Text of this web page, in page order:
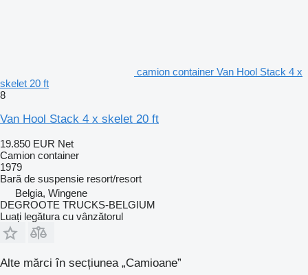
camion container Van Hool Stack 4 x
skelet 20 ft
8
Van Hool Stack 4 x skelet 20 ft
19.850 EUR Net
Camion container
1979
Bară de suspensie resort/resort
Belgia, Wingene
DEGROOTE TRUCKS-BELGIUM
Luați legătura cu vânzătorul
Alte mărci în secțiunea „Camioane”